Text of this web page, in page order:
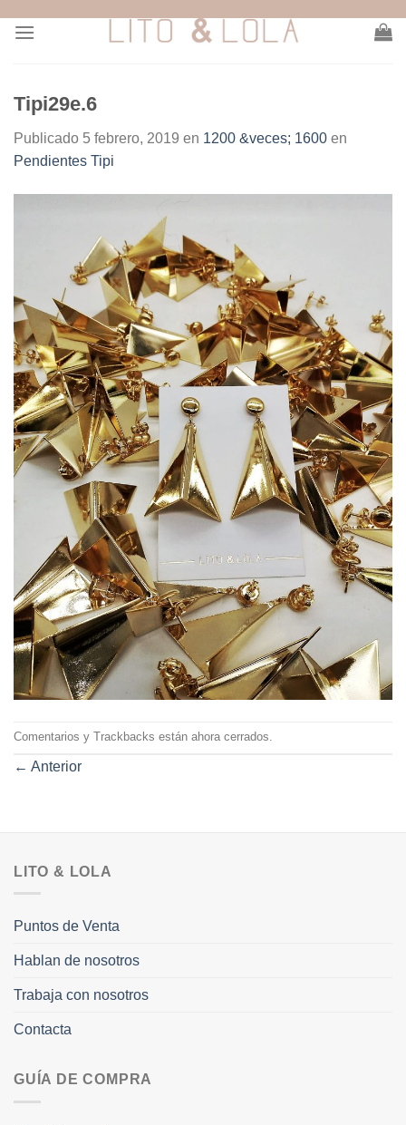
Tipi29e.6
Publicado 5 febrero, 2019 en 1200 &veces; 1600 en
Pendientes Tipi
Comentarios y Trackbacks están ahora cerrados.
← Anterior
LITO & LOLA
Puntos de Venta
Hablan de nosotros
Trabaja con nosotros
Contacta
GUÍA DE COMPRA